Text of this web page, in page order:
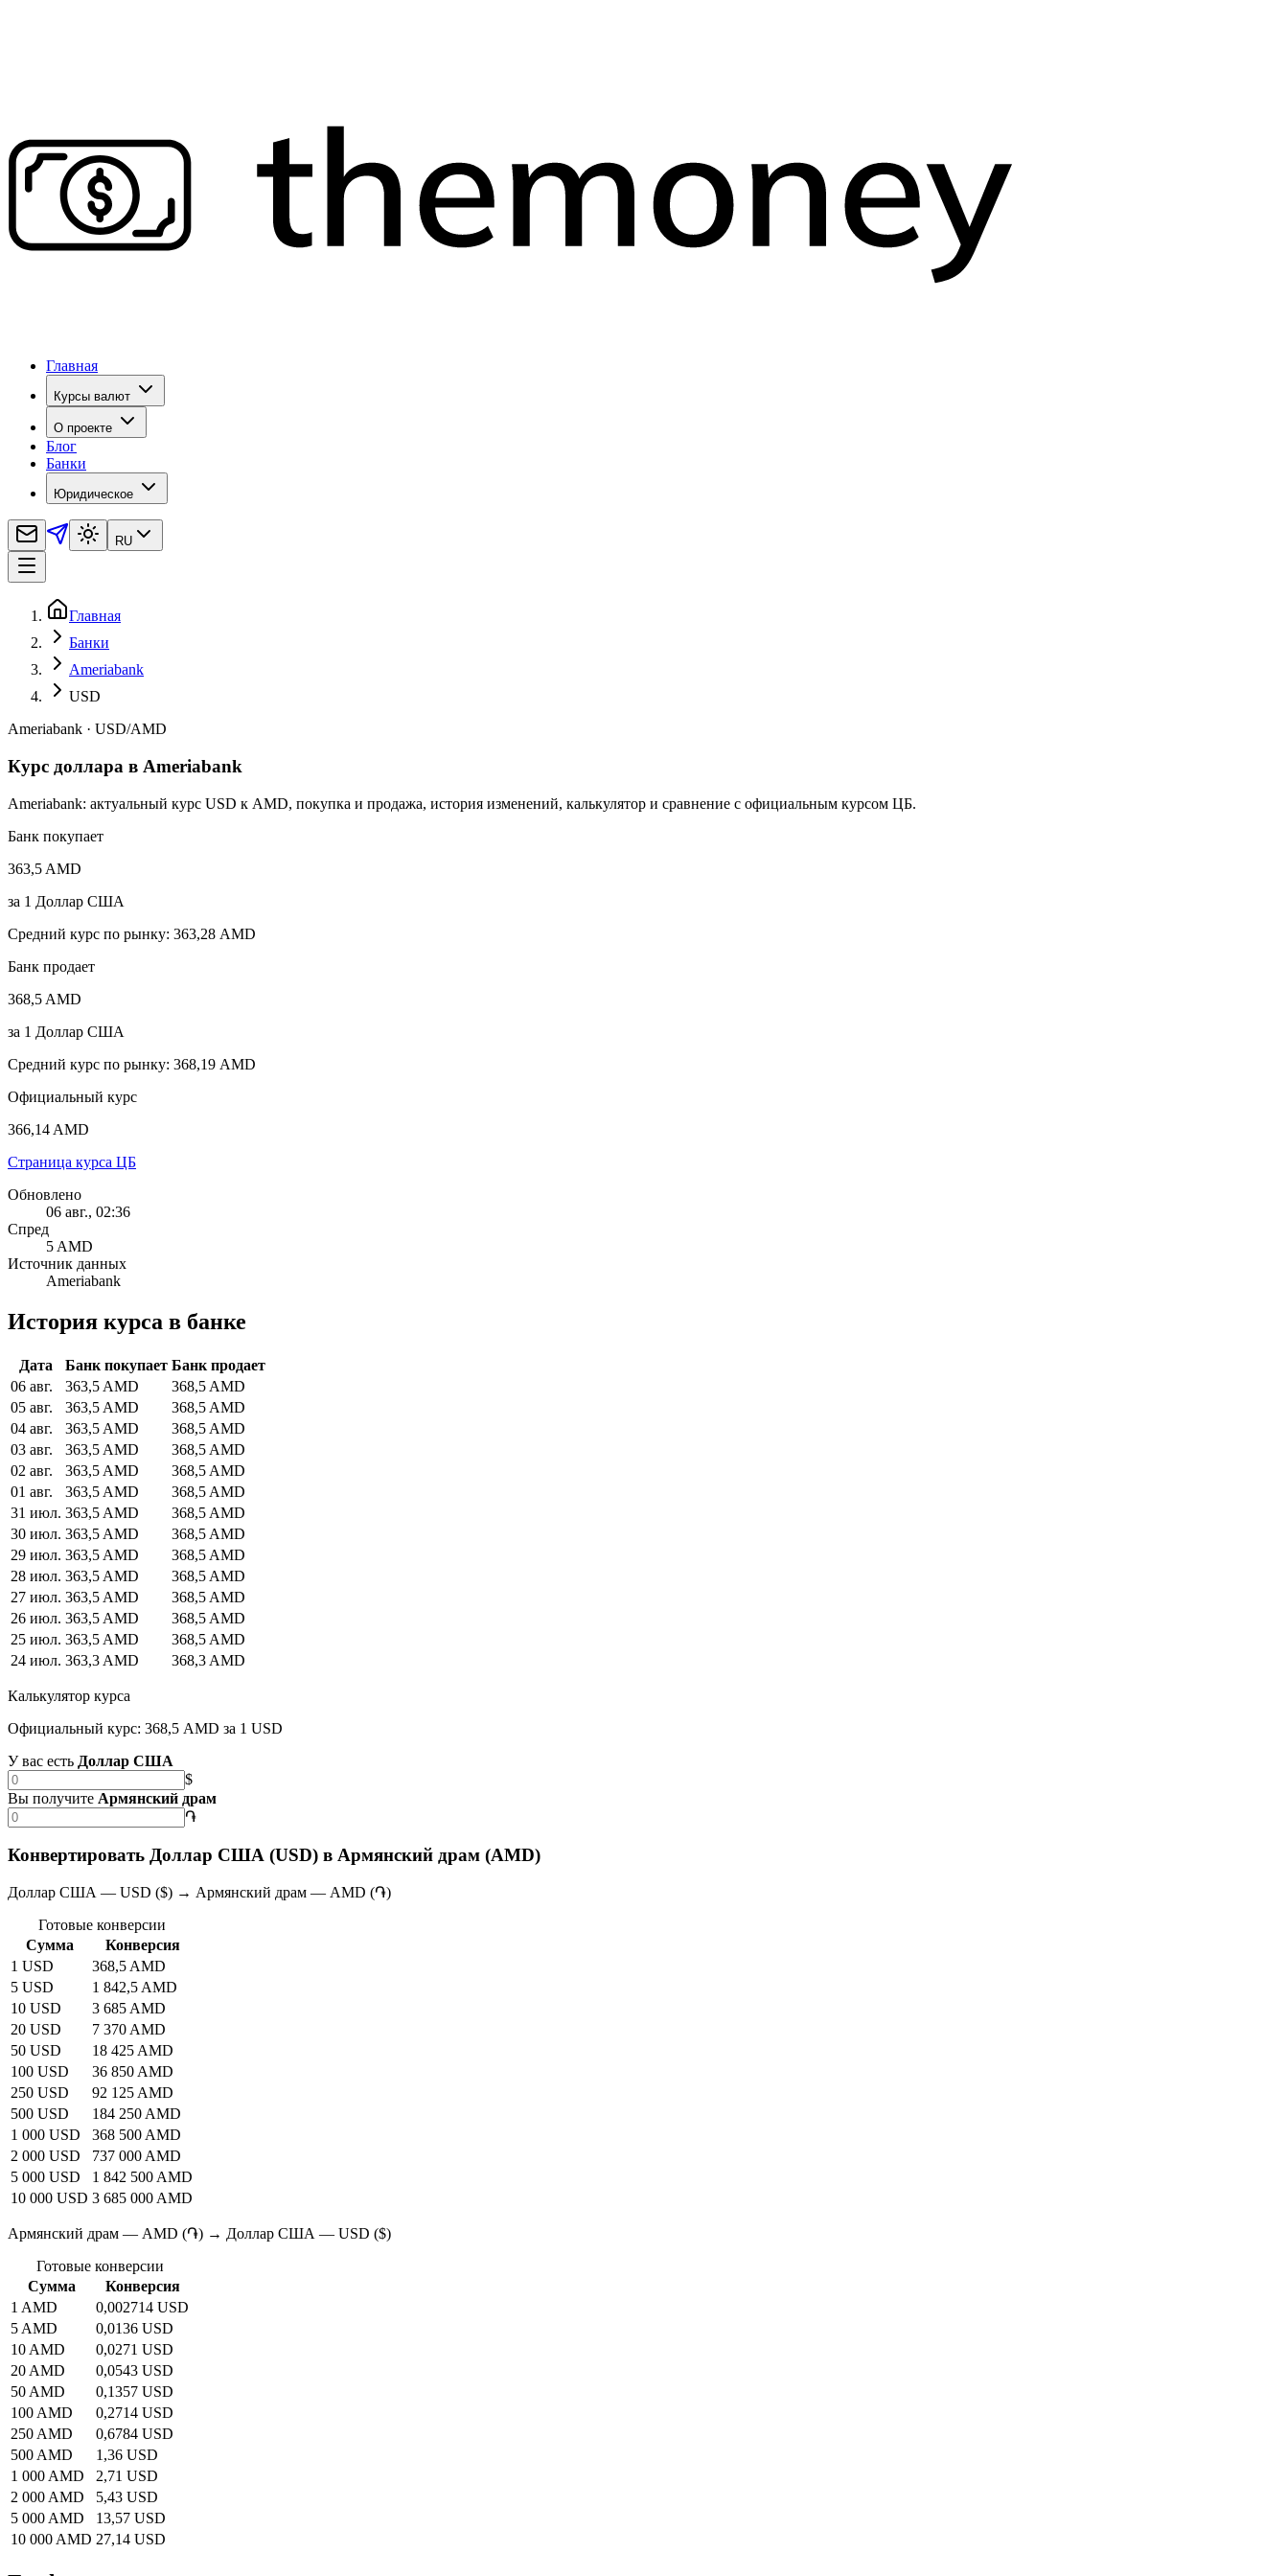
Главная
Курсы валют
О проекте
Блог
Банки
Юридическое
RU
Главная
Банки
Ameriabank
USD
Ameriabank · USD/AMD
Курс доллара в Ameriabank
Ameriabank: актуальный курс USD к AMD, покупка и продажа, история изменений, калькулятор и сравнение с официальным курсом ЦБ.
Банк покупает
363,5 AMD
за 1 Доллар США
Средний курс по рынку: 363,28 AMD
Банк продает
368,5 AMD
за 1 Доллар США
Средний курс по рынку: 368,19 AMD
Официальный курс
366,14 AMD
Страница курса ЦБ
Обновлено
06 авг., 02:36
Спред
5 AMD
Источник данных
Ameriabank
История курса в банке
Дата Банк покупает Банк продает
06 авг.
363,5 AMD
368,5 AMD
05 авг.
363,5 AMD
368,5 AMD
04 авг.
363,5 AMD
368,5 AMD
03 авг.
363,5 AMD
368,5 AMD
02 авг.
363,5 AMD
368,5 AMD
01 авг.
363,5 AMD
368,5 AMD
31 июл. 363,5 AMD
368,5 AMD
30 июл. 363,5 AMD
368,5 AMD
29 июл. 363,5 AMD
368,5 AMD
28 июл. 363,5 AMD
368,5 AMD
27 июл. 363,5 AMD
368,5 AMD
26 июл. 363,5 AMD
368,5 AMD
25 июл. 363,5 AMD
368,5 AMD
24 июл. 363,3 AMD 368,3 AMD
Калькулятор курса
Официальный курс: 368,5 AMD за 1 USD
У вас есть Доллар США
$
Вы получите Армянский драм
֏
Конвертировать Доллар США (USD) в Армянский драм (AMD)
Доллар США — USD ($) → Армянский драм — AMD (֏)
Готовые конверсии
Сумма
Конверсия
1 USD
368,5 AMD
5 USD
1 842,5 AMD
10 USD
3 685 AMD
20 USD
7 370 AMD
50 USD
18 425 AMD
100 USD
36 850 AMD
250 USD
92 125 AMD
500 USD
184 250 AMD
1 000 USD
368 500 AMD
2 000 USD
737 000 AMD
5 000 USD
1 842 500 AMD
10 000 USD 3 685 000 AMD
Армянский драм — AMD (֏) → Доллар США — USD ($)
Готовые конверсии
Сумма
Конверсия
1 AMD
0,002714 USD
5 AMD
0,0136 USD
10 AMD
0,0271 USD
20 AMD
0,0543 USD
50 AMD
0,1357 USD
100 AMD
0,2714 USD
250 AMD
0,6784 USD
500 AMD
1,36 USD
1 000 AMD
2,71 USD
2 000 AMD
5,43 USD
5 000 AMD
13,57 USD
10 000 AMD 27,14 USD